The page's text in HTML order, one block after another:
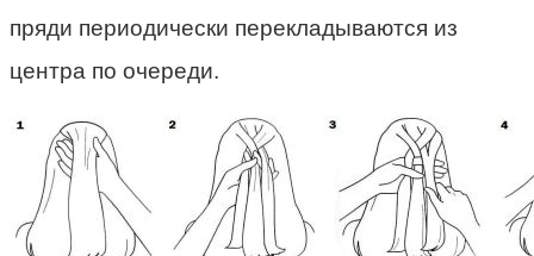
пряди периодически перекладываются из
центра по очереди.